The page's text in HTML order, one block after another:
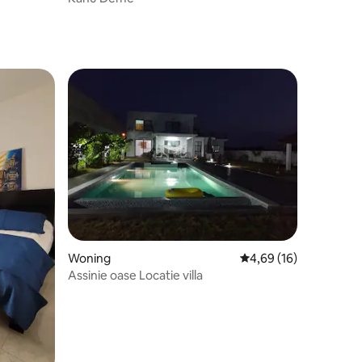
Woning Gemiddelde
4,69 (16)
Assinie oase Locatie villa